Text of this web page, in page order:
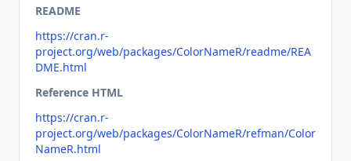
README
https://cran.r-
project.org/web/packages/ColorNameR/readme/REA
DME.html
Reference HTML
https://cran.r-
project.org/web/packages/ColorNameR/refman/Color
NameR.html